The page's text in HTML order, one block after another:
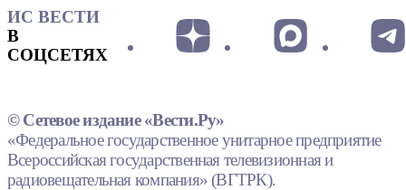
ИС ВЕСТИ
В
СОЦСЕТЯХ
© Сетевое издание «Вести.Ру»
«Федеральное государственное унитарное предприятие
Всероссийская государственная телевизионная и
радиовещательная компания» (ВГТРК).